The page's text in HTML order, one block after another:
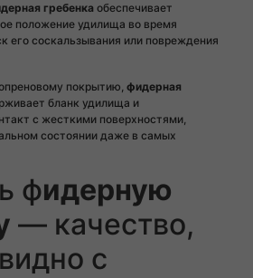
гребенка обеспечивает
положение удилища во время
его соскальзывания или повреждения
покрытию, фидерная
бланк удилища и
с жесткими поверхностями,
состоянии даже в самых
фидерную
— качество,
с